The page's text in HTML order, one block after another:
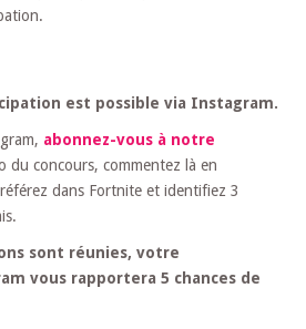
est possible via Instagram.
abonnez-vous à notre
du concours, commentez là en
dans Fortnite et identifiez 3
sont réunies, votre
vous rapportera 5 chances de